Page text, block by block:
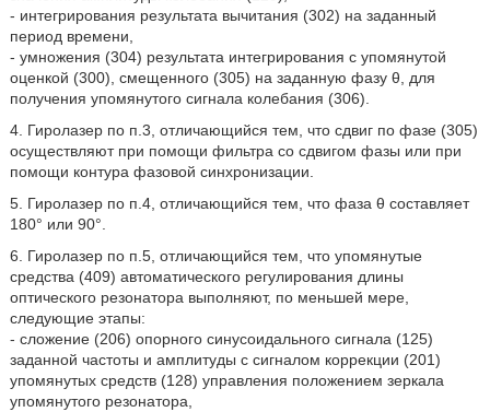
- интегрирования результата вычитания (302) на заданный
период времени,
- умножения (304) результата интегрирования с упомянутой
оценкой (300), смещенного (305) на заданную фазу θ, для
получения упомянутого сигнала колебания (306).
4. Гиролазер по п.3, отличающийся тем, что сдвиг по фазе (305)
осуществляют при помощи фильтра со сдвигом фазы или при
помощи контура фазовой синхронизации.
5. Гиролазер по п.4, отличающийся тем, что фаза θ составляет
180° или 90°.
6. Гиролазер по п.5, отличающийся тем, что упомянутые
средства (409) автоматического регулирования длины
оптического резонатора выполняют, по меньшей мере,
следующие этапы:
- сложение (206) опорного синусоидального сигнала (125)
заданной частоты и амплитуды с сигналом коррекции (201)
упомянутых средств (128) управления положением зеркала
упомянутого резонатора,